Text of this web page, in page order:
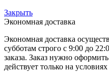
Закрыть
Экономная доставка
Экономная доставка
субботам строго с 9:00 до
заказа. Заказ нужно
действует только на